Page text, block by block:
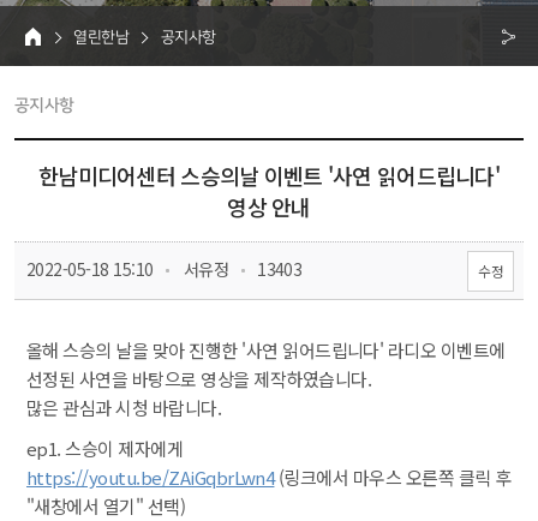
HOME
열린한남 공지사항
유
공지사항
한남미디어센터 스승의날 이벤트 '사연 읽어드립니다'
영상 안내
2022-05-18 15:10 서유정 13403 수정
올해 스승의 날을 맞아 진행한 '사연 읽어드립니다' 라디오 이벤트에
선정된 사연을 바탕으로 영상을 제작하였습니다.
많은 관심과 시청 바랍니다.
ep1. 스승이 제자에게
https://youtu.be/ZAiGqbrLwn4 (링크에서 마우스 오른쪽 클릭 후
"새창에서 열기" 선택)